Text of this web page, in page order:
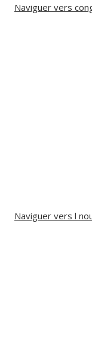
Naviguer vers
Naviguer vers l